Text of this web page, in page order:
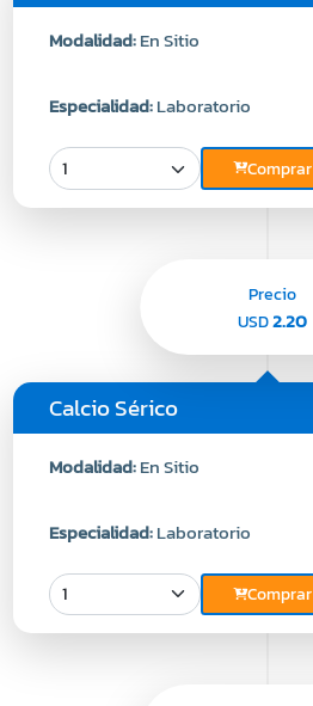
Modalidad:En Sitio
Especialidad:Laboratorio
Comprar
Calcio Sérico
Modalidad:En Sitio
Especialidad:Laboratorio
Comprar
Precio
USD2.20